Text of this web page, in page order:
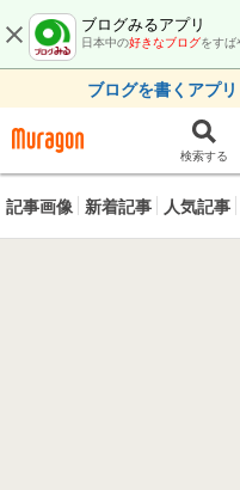
ブログみるアプリ
日本中の好きなブログをす
ブログを書くアプ
検索する
記事画像 新着記事 人気記事